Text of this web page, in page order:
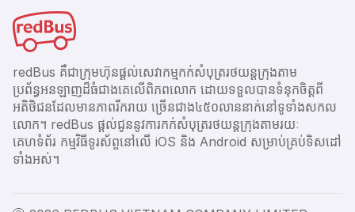
redBus គឺជាក្រុមហ៊ុនផ្តល់សេវាកម្មកក់សំបុត្ររថយន្តក្រុងតាម
ប្រព័ន្ធអនឡាញដ៏ធំជាងគេលើពិភពលោក ដោយទទួលបានទំនុកចិត្តពី
អតិថិជនដែលមានភាពរីករាយ ច្រើនជាង​៤៥០លាននាក់នៅទូទាំងសកល
លោក។ redBus ផ្ដល់ជូននូវការកក់សំបុត្ររថយន្តក្រុងតាមរយៈ
គេហទំព័រ កម្មវិធីទូរស័ព្ចនៅលើ iOS និង Android សម្រាប់គ្រប់ទិសដៅ
ទាំងអស់។